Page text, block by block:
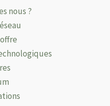
nous ?